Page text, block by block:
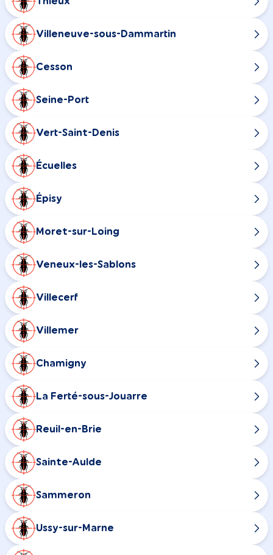
Villeneuve-sous-Dammartin
Cesson
Seine-Port
Vert-Saint-Denis
Écuelles
Épisy
Moret-sur-Loing
Veneux-les-Sablons
Villecerf
Villemer
Chamigny
La Ferté-sous-Jouarre
Reuil-en-Brie
Sainte-Aulde
Sammeron
Ussy-sur-Marne